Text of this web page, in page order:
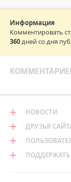
Информация
Комментировать
360дней со дня
НОВОСТИ
ДРУЗЬЯ